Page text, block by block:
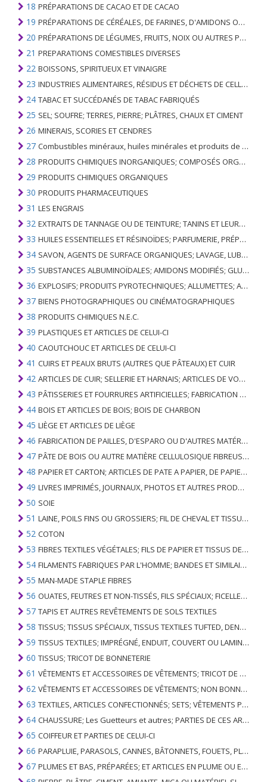
18 PRÉPARATIONS DE CACAO ET DE CACAO
19 PRÉPARATIONS DE CÉRÉALES, DE FARINES, D'AMIDONS OU DE LAIT; PRODUITS DE PATISSERIE
20 PRÉPARATIONS DE LÉGUMES, FRUITS, NOIX OU AUTRES PARTIES DE PLANTES
21 PREPARATIONS COMESTIBLES DIVERSES
22 BOISSONS, SPIRITUEUX ET VINAIGRE
23 INDUSTRIES ALIMENTAIRES, RÉSIDUS ET DÉCHETS DE CELLES-CI; FOURRAGE ANIMAL PRÉPARÉ
24 TABAC ET SUCCÉDANÉS DE TABAC FABRIQUÉS
25 SEL; SOUFRE; TERRES, PIERRE; PLÂTRES, CHAUX ET CIMENT
26 MINERAIS, SCORIES ET CENDRES
27 Combustibles minéraux, huiles minérales et produits de leur distillation; SUBSTANCES BITUMINEUSES; CIRES MINÉRALES
28 PRODUITS CHIMIQUES INORGANIQUES; COMPOSÉS ORGANIQUES ET INORGANIQUES DE MÉTAUX PRÉCIEUX; DE MÉTAUX DES TERRES RARES, D'ÉLÉMENTS RADIOACTIFS ET D'ISOTOPES
29 PRODUITS CHIMIQUES ORGANIQUES
30 PRODUITS PHARMACEUTIQUES
31 LES ENGRAIS
32 EXTRAITS DE TANNAGE OU DE TEINTURE; TANINS ET LEURS DERIVES; COLORANTS, PIGMENTS ET AUTRES MATIERES COLORANTES; PEINTURES, VERNIS; MASTIC, AUTRES MASTIQUES; ENCRES
33 HUILES ESSENTIELLES ET RÉSINOÏDES; PARFUMERIE, PRÉPARATIONS COSMÉTIQUES OU DE TOILETTE
34 SAVON, AGENTS DE SURFACE ORGANIQUES; LAVAGE, LUBRIFICATION, POLISSAGE OU PRÉPARATION À L'ÉPURATION; CIRES ARTIFICIELLES OU PRÉPARÉES, BOUGIES ET ARTICLES SIMILAIRES, PÂTES À MODÉLISER, CIRES DENTAIRES ET PRÉPARATIONS DENTAIRES À BASE DE PLÂTRE
35 SUBSTANCES ALBUMINOÏDALES; AMIDONS MODIFIÉS; GLUES; ENZYMES
36 EXPLOSIFS; PRODUITS PYROTECHNIQUES; ALLUMETTES; ALLIAGES PYROPHORIQUES; CERTAINES PRÉPARATIONS COMBUSTIBLES
37 BIENS PHOTOGRAPHIQUES OU CINÉMATOGRAPHIQUES
38 PRODUITS CHIMIQUES N.E.C.
39 PLASTIQUES ET ARTICLES DE CELUI-CI
40 CAOUTCHOUC ET ARTICLES DE CELUI-CI
41 CUIRS ET PEAUX BRUTS (AUTRES QUE PÂTEAUX) ET CUIR
42 ARTICLES DE CUIR; SELLERIE ET ​​HARNAIS; ARTICLES DE VOYAGE, SACS À MAIN ET RÉCIPIENTS ANALOGUES; ARTICLES DE GUT ANIMAL (AUTRE QUE GUT DE SOIE-VERT)
43 PÂTISSERIES ET FOURRURES ARTIFICIELLES; FABRICATION DE CELLES-CI
44 BOIS ET ARTICLES DE BOIS; BOIS DE CHARBON
45 LIÈGE ET ARTICLES DE LIÈGE
46 FABRICATION DE PAILLES, D'ESPARO OU D'AUTRES MATÉRIAUX DE COULÉE; BASKETWARE ET WICKERWORK
47 PÂTE DE BOIS OU AUTRE MATIÈRE CELLULOSIQUE FIBREUSE; PAPIER OU CARTON RÉCUPÉRÉ (DÉCHETS ET DÉCHETS)
48 PAPIER ET CARTON; ARTICLES DE PATE A PAPIER, DE PAPIER OU DE CARTON
49 LIVRES IMPRIMÉS, JOURNAUX, PHOTOS ET AUTRES PRODUITS DE L'INDUSTRIE DE L'IMPRIMERIE; MANUSCRITS, TYPESCRIPTS ET PLANS
50 SOIE
51 LAINE, POILS FINS OU GROSSIERS; FIL DE CHEVAL ET TISSU TISSÉ
52 COTON
53 FIBRES TEXTILES VÉGÉTALES; FILS DE PAPIER ET TISSUS DE FILS DE PAPIER
54 FILAMENTS FABRIQUES PAR L'HOMME; BANDES ET SIMILAIRES DE MATIERES TEXTILES SYNTHETIQUES
55 MAN-MADE STAPLE FIBRES
56 OUATES, FEUTRES ET NON-TISSÉS, FILS SPÉCIAUX; FICELLES, CORDES, CORDES, CÂBLES ET ARTICLES ASSOCIÉS
57 TAPIS ET AUTRES REVÊTEMENTS DE SOLS TEXTILES
58 TISSUS; TISSUS SPÉCIAUX, TISSUS TEXTILES TUFTED, DENTELLE, TAPISSERIES, GARNITURES, BRODERIES
59 TISSUS TEXTILES; IMPRÉGNÉ, ENDUIT, COUVERT OU LAMINÉ; ARTICLES TEXTILES D'UN TYPE ADAPTÉ À L'USAGE INDUSTRIEL
60 TISSUS; TRICOT DE BONNETERIE
61 VÊTEMENTS ET ACCESSOIRES DE VÊTEMENTS; TRICOT DE BONNETERIE
62 VÊTEMENTS ET ACCESSOIRES DE VÊTEMENTS; NON BONNETERIE
63 TEXTILES, ARTICLES CONFECTIONNÉS; SETS; VÊTEMENTS PORTÉS ET ARTICLES TEXTILES USÉS; RAGS
64 CHAUSSURE; Les Guetteurs et autres; PARTIES DE CES ARTICLES
65 COIFFEUR ET PARTIES DE CELUI-CI
66 PARAPLUIE, PARASOLS, CANNES, BÂTONNETS, FOUETS, PLANTES DE CONDUITE; ET LEURS PARTIES
67 PLUMES ET BAS, PRÉPARÉES; ET ARTICLES EN PLUME OU EN BAS; FLEURS ARTIFICIELLES; ARTICLES DE CHEVEUX HUMAINS